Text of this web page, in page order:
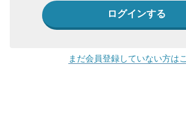
まだ会員登録していない方は